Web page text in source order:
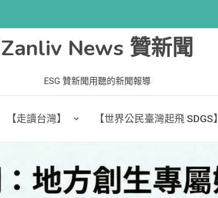
Zanliv News 贊新聞
ESG 贊新聞用聽的新聞報導
【走讀台灣】 【世界公民臺灣起飛 SDGS】